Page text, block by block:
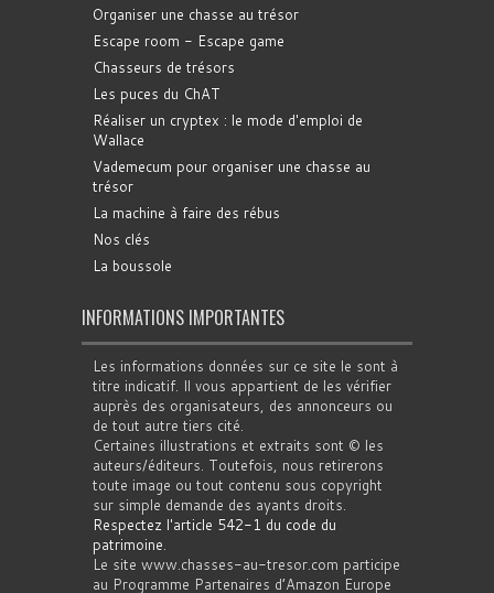
Organiser une chasse au trésor
Escape room - Escape game
Chasseurs de trésors
Les puces du ChAT
Réaliser un cryptex : le mode d'emploi de
Wallace
Vademecum pour organiser une chasse au
trésor
La machine à faire des rébus
Nos clés
La boussole
INFORMATIONS IMPORTANTES
Les informations données sur ce site le sont à
titre indicatif. Il vous appartient de les vérifier
auprès des organisateurs, des annonceurs ou
de tout autre tiers cité.
Certaines illustrations et extraits sont © les
auteurs/éditeurs. Toutefois, nous retirerons
toute image ou tout contenu sous copyright
sur simple demande des ayants droits.
Respectez l'article 542-1 du code du
patrimoine.
Le site www.chasses-au-tresor.com participe
au Programme Partenaires d’Amazon Europe